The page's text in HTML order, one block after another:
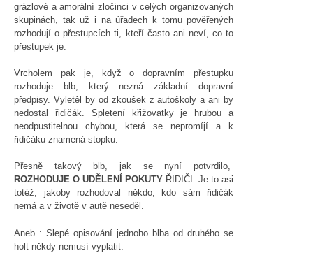
grázlové a amorální zločinci v celých organizovaných
skupinách, tak už i na úřadech k tomu pověřených
rozhodují o přestupcích ti, kteří často ani neví, co to
přestupek je.
Vrcholem pak je, když o dopravním přestupku
rozhoduje blb, který nezná základní dopravní
předpisy. Vyletěl by od zkoušek z autoškoly a ani by
nedostal řidičák. Spletení křižovatky je hrubou a
neodpustitelnou chybou, která se nepromíjí a k
řidičáku znamená stopku.
Přesně takový blb, jak se nyní potvrdilo,
ROZHODUJE O UDĚLENÍ POKUTY ŘIDIČI. Je to asi
totéž, jakoby rozhodoval někdo, kdo sám řidičák
nemá a v životě v autě neseděl.
Aneb : Slepé opisování jednoho blba od druhého se
holt někdy nemusí vyplatit.